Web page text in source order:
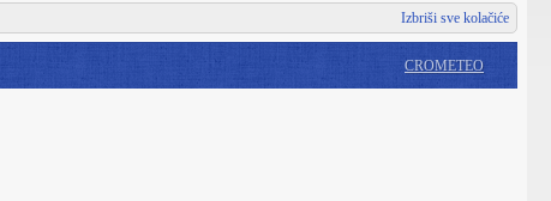
Izbriši sve kolačiće
CROMETEO